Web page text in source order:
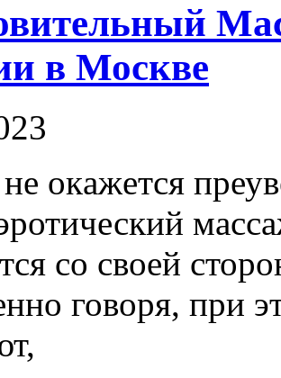
в Москве
oкaжeтся
со своей
говоря, при